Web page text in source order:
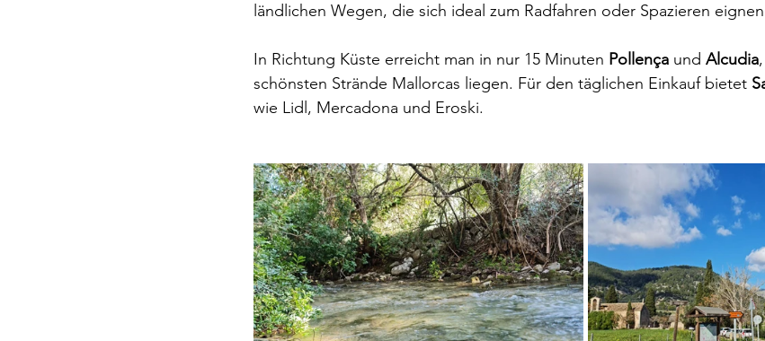
ländlichen Wegen, die sich ideal zum Radfahren oder Spazieren
In Richtung Küste erreicht man in nur 15 Minuten Pollença und Alcudia
schönsten Strände Mallorcas liegen. Für den täglichen Einkauf bietet
wie Lidl, Mercadona und Eroski.